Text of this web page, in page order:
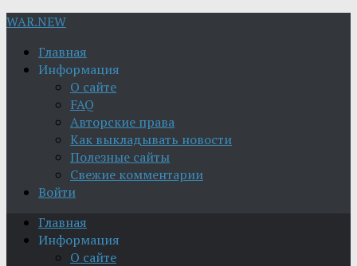
WAR.NEW
Главная
Информация
О сайте
FAQ
Авторские права
Как выкладывать новости
Полезные сайты
Свежие комментарии
Войти
Главная
Информация
О сайте